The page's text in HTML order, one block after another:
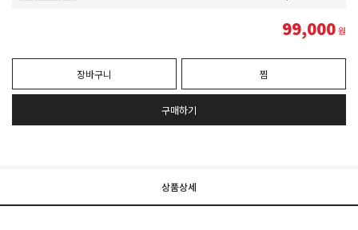
99,000원
장바구니 찜
구매하기
상품상세